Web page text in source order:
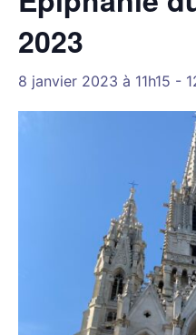
2023
8 janvier 2023 à 11h15 -